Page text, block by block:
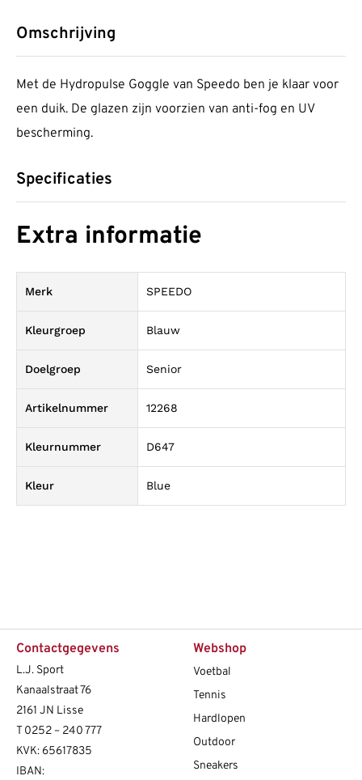
Omschrijving
Met de Hydropulse Goggle van Speedo ben je klaar voor
een duik. De glazen zijn voorzien van anti-fog en UV
bescherming.
Specificaties
Extra informatie
Merk SPEEDO
Kleurgroep Blauw
Doelgroep Senior
Artikelnummer 12268
Kleurnummer D647
Kleur Blue
Contactgegevens
L.J. Sport
Kanaalstraat 76
2161 JN Lisse
T 0252 – 240 777
KVK: 65617835
IBAN:
Webshop
Voetbal
Tennis
Hardlopen
Outdoor
Sneakers